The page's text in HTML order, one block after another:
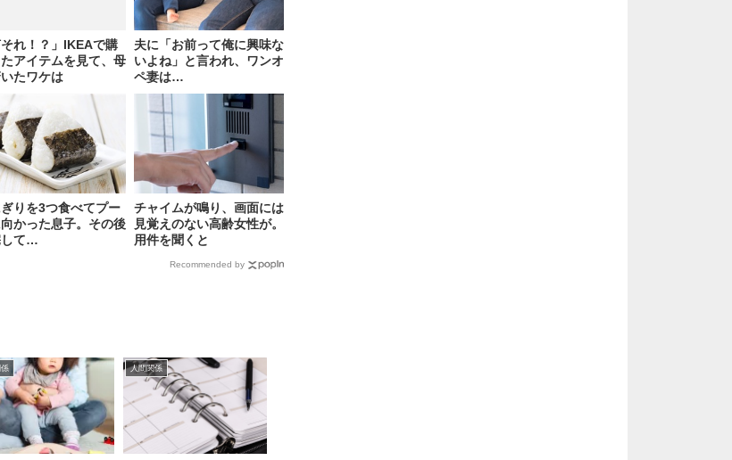
それ！？」IKEAで購
アイテムを見て、母
たワケは
夫に「お前って俺に興味な
いよね」と言われ、ワンオ
ペ妻は…
りを3つ食べてプー
かった息子。その後
して…
チャイムが鳴り、画面には
見覚えのない高齢女性が。
用件を聞くと
Recommended by
係 人間関係